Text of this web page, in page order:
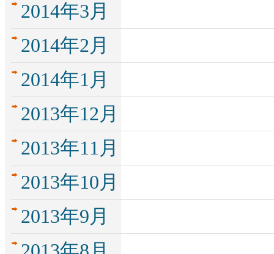
2014年3月
2014年2月
2014年1月
2013年12月
2013年11月
2013年10月
2013年9月